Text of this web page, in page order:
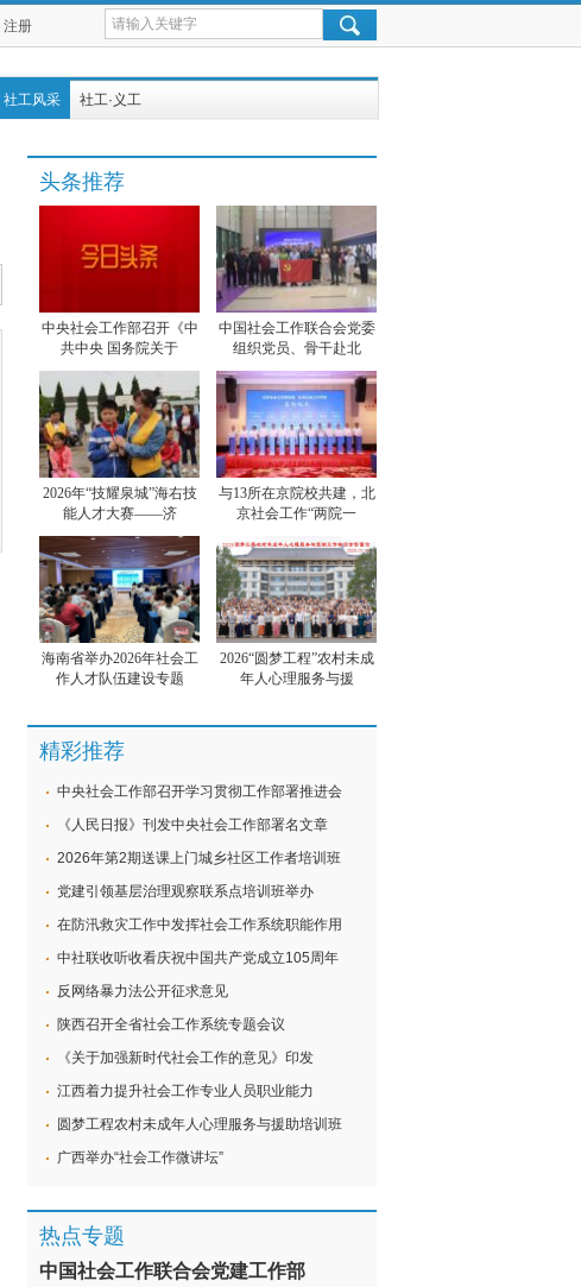
注册
社工风采 社工·义工
头条推荐
中央社会工作部召开《中
共中央 国务院关于
中国社会工作联合会党委
组织党员、骨干赴北
2026年“技耀泉城”海右技
能人才大赛——济
与13所在京院校共建，北
京社会工作“两院一
海南省举办2026年社会工
作人才队伍建设专题
2026“圆梦工程”农村未成
年人心理服务与援
精彩推荐
中央社会工作部召开学习贯彻工作部署推进会
《人民日报》刊发中央社会工作部署名文章
2026年第2期送课上门城乡社区工作者培训班
党建引领基层治理观察联系点培训班举办
在防汛救灾工作中发挥社会工作系统职能作用
中社联收听收看庆祝中国共产党成立105周年
反网络暴力法公开征求意见
陕西召开全省社会工作系统专题会议
《关于加强新时代社会工作的意见》印发
江西着力提升社会工作专业人员职业能力
圆梦工程农村未成年人心理服务与援助培训班
广西举办“社会工作微讲坛”
热点专题
中国社会工作联合会党建工作部